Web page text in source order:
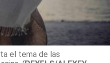
el tema de las